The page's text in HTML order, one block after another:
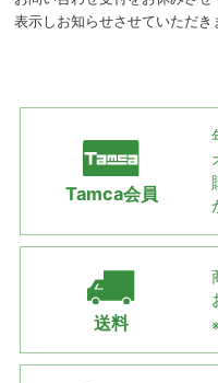
表示しお知らせさせていただき
Tamca会員
送料